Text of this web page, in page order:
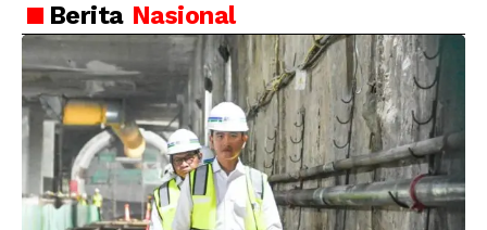
Berita Nasional